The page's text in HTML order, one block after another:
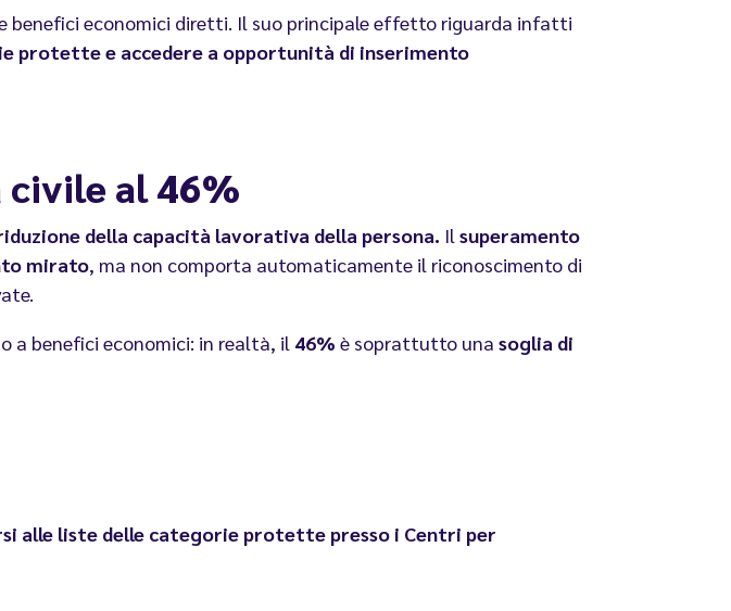
economici diretti. Il suo principale effetto riguarda infatti
protette e accedere a opportunità di inserimento
civile al 46%
della capacità lavorativa della persona. Ilsuperamento
mirato, ma non comporta automaticamente il riconoscimento di
a benefici economici: in realtà, il 46% è soprattutto una soglia di
alle liste delle categorie protette presso i Centri per